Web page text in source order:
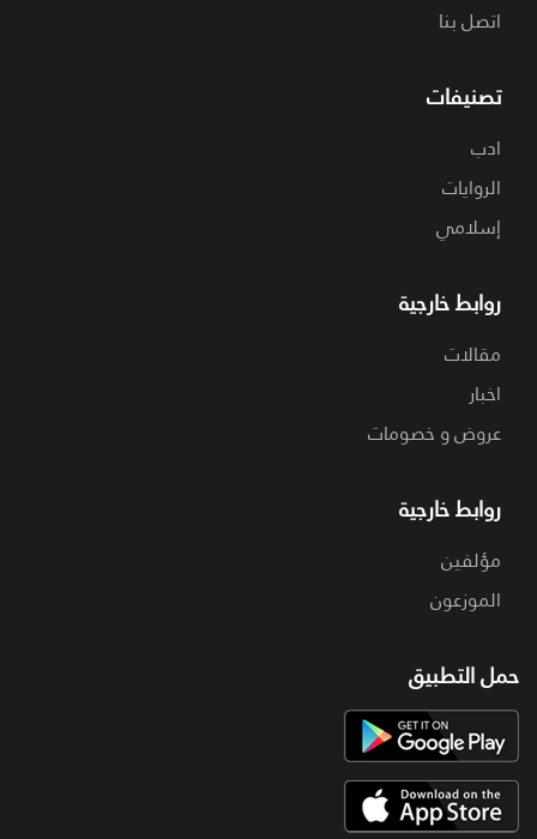
اتصل بنا
تصنيفات
ادب
الروايات
إسلامي
روابط خارجية
مقالات
اخبار
عروض و خصومات
روابط خارجية
مؤلفين
الموزعون
حمل التطبيق